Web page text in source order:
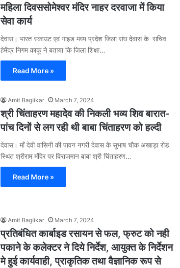
महिला दिवससोमेश्वर मंदिर नाहर दरवाजा में किया
सेवा कार्य
देवास। भारत स्काउट एवं गाइड मध्य प्रदेश जिला संघ देवास के सचिव
हेमेंद्र निगम काकू ने बताया कि जिला शिक्षा…
Read More »
Amit Baglikar March 7, 2024
श्री चिंताहरण महादेव की निकली भव्य शिव बारात-
पांच दिनों से लग रही थी बाबा चिंताहरण को हल्दी
देवास। माँ देवी वासिनी की पावन नगरी देवास के सुभाष चौक अखाड़ा रोड
स्थित श्रीराम मंदिर पर विराजमान बाबा श्री चिंताहरण…
Read More »
Amit Baglikar March 7, 2024
प्रतिबंधित कार्बाइड रसायन से फल, फ्रुट को नही
पकाने के कलेक्टर ने दिये निर्देश, आयुक्त के निर्देशन
मे हुई कार्यवाही, प्राकृतिक तथा वैज्ञानिक रूप से